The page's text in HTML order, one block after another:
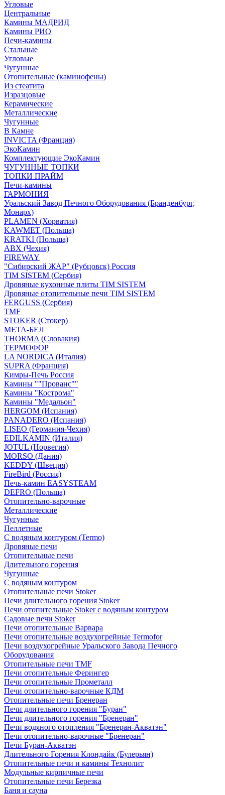
Угловые
Центральные
Камины МАДРИД
Камины РИО
Печи-камины
Стальные
Угловые
Чугунные
Отопительные (каминофены)
Из стеатита
Изразцовые
Керамические
Металлические
Чугунные
В Камне
INVICTA (Франция)
ЭкоКамин
Комплектующие ЭкоКамин
ЧУГУННЫЕ ТОПКИ
ТОПКИ ПРАЙМ
Печи-камины
ГАРМОНИЯ
Уральский Завод Печного Оборудования (Бранденбург,
Монарх)
PLAMEN (Хорватия)
KAWMET (Польша)
KRATKI (Польша)
ABX (Чехия)
FIREWAY
"Сибирский ЖАР" (Рубцовск) Россия
TIM SISTEM (Сербия)
Дровяные кухонные плиты TIM SISTEM
Дровяные отопительные печи TIM SISTEM
FERGUSS (Сербия)
TMF
STOKER (Стокер)
МЕТА-БЕЛ
THORMA (Словакия)
ТЕРМОФОР
LA NORDICA (Италия)
SUPRA (Франция)
Кимры-Печь Россия
Камины ""Прованс""
Камины "Кострома"
Камины "Медальон"
HERGOM (Испания)
PANADERO (Испания)
LISEO (Германия-Чехия)
EDILKAMIN (Италия)
JOTUL (Норвегия)
MORSO (Дания)
KEDDY (Швеция)
FireBird (Россия)
Печь-камин EASYSTEAM
DEFRO (Польша)
Отопительно-варочные
Металлические
Чугунные
Пеллетные
С водяным контуром (Termo)
Дровяные печи
Отопительные печи
Длительного горения
Чугунные
C водяным контуром
Отопительные печи Stoker
Печи длительного горения Stoker
Печи отопительные Stoker с водяным контуром
Садовые печи Stoker
Печи отопительные Варвара
Печи отопительные воздухогрейные Termofor
Печи воздухогрейные Уральского Завода Печного
Оборудования
Отопительные печи TMF
Печи отопительные Ферингер
Печи отопительные Прометалл
Печи отопительно-варочные КДМ
Отопительные печи Бренеран
Печи длительного горения "Буран"
Печи длительного горения "Бренеран"
Печи водяного отопления "Бренеран-Акватэн"
Печи отопительно-варочные "Бренеран"
Печи Буран-Акватэн
Длительного Горения Клондайк (Булерьян)
Отопительные печи и камины Технолит
Модульные кирпичные печи
Отопительные печи Березка
Баня и сауна